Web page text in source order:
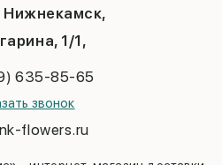
Нижнекамск,
1/1,
635-85-65
звонок
flowers.ru